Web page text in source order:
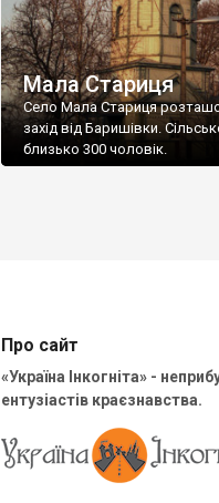
Мала Стариця
Село Мала Стариця
захід від Баришівки.
близько 300 чоловік.
Про сайт
«Україна Інкогніта» -
ентузіастів краєзнавства.